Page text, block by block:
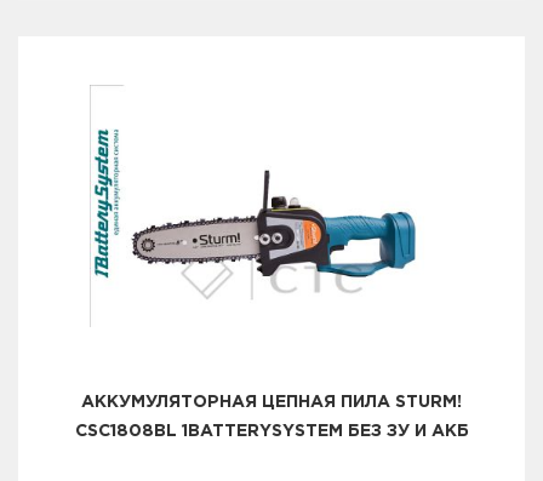
АККУМУЛЯТОРНАЯ ЦЕПНАЯ ПИЛА STURM!
CSC1808BL 1BATTERYSYSTEM БЕЗ ЗУ И АКБ